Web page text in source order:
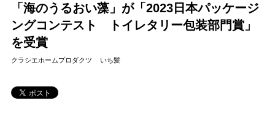
「海のうるおい藻」が「2023日本パッケージ
ングコンテスト トイレタリー包装部門賞」
を受賞
クラシエホームプロダクツ いち髪